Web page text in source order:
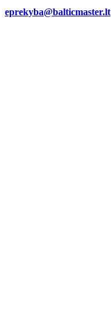
eprekyba@balticmaster.lt